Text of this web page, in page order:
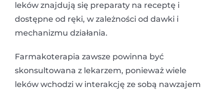
leków znajdują się preparaty na receptę i
dostępne od ręki, w zależności od dawki i
mechanizmu działania.
Farmakoterapia zawsze powinna być
skonsultowana z lekarzem, ponieważ wiele
leków wchodzi w interakcję ze sobą nawzajem